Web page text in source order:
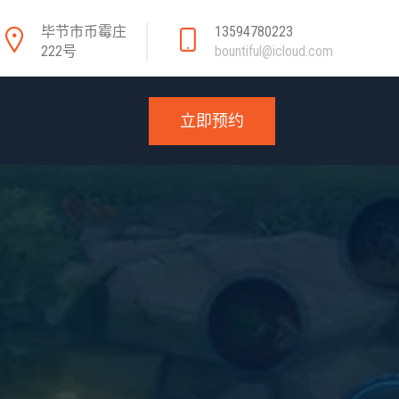
毕节市币霉庄
222号
13594780223
bountiful@icloud.com
立即预约